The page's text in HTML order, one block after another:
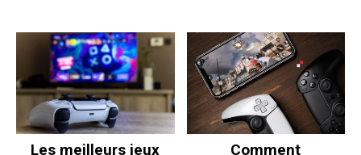
Les meilleurs jeux Comment